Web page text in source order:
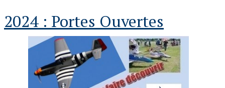
2024 : Portes Ouvertes